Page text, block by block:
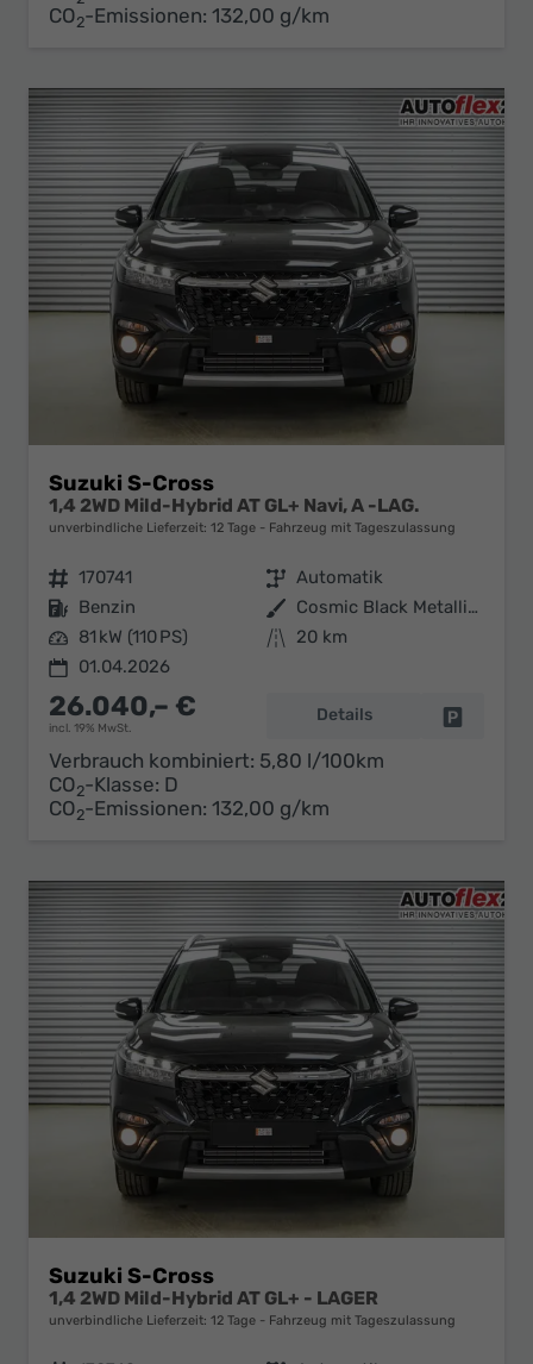
CO2-Emissionen: 132,00 g/km
Suzuki S-Cross
1,4 2WD Mild-Hybrid AT GL+ Navi, A -LAG.
unverbindliche Lieferzeit: 12 Tage Fahrzeug mit Tageszulassung
Fahrzeugnr. 170741 Getriebe Automatik
Kraftstoff Benzin Außenfarbe
Cosmic Black Metallic (ZCE)
Leistung 81 kW (110 PS) Kilometerstand
20 km
01.04.2026
26.040,– €
incl. 19% MwSt.
Details
Verbrauch kombiniert: 5,80 l/100km
CO2-Klasse: D
CO2-Emissionen: 132,00 g/km
Suzuki S-Cross
1,4 2WD Mild-Hybrid AT GL+ - LAGER
unverbindliche Lieferzeit: 12 Tage Fahrzeug mit Tageszulassung